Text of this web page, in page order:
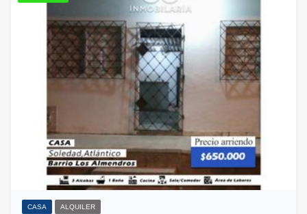
CASA ALQUILER